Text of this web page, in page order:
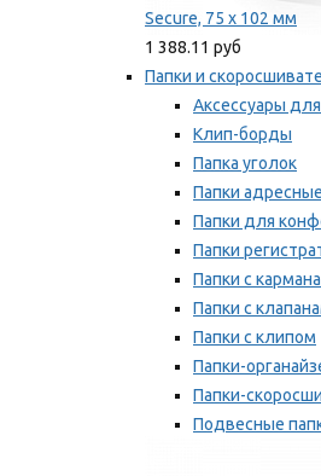
Secure, 75 х 102 мм
1 388.11 руб
Папки и
Аксессуары
Клип-борды
Папка уголок
Папки адресные
Папки для
Папки
Папки с
Папки с
Папки с клипом
Папки-
Папки-
Подвесные